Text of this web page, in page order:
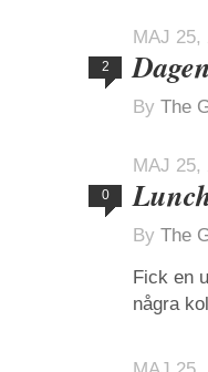
MAJ 25,
2
By The
MAJ 25,
0
By The
Fick en
några